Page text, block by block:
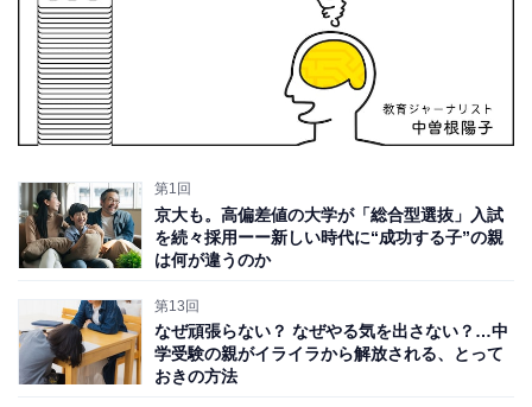
その保護者は、「そのまま大学までいけると思って選ん
だのに、こんな結果になって残念でした。子どもが油断
して勉強しなかったのが悪いのですが、中3の終わりの
で、もう少し前に「言って欲しかった」と話していまし
た。ギリギリ他校の受験に間に合い、他の私学に転校し
ましたが、予定していなかった高校受験がいかに大変だ
また、いじめなど、生徒同士のトラブルへの対応もさま
ざま。「絶対いじめは許さない」と、かなり厳しい対応
第1回
京大も。高偏差値の大学が「総合型選抜」入試
を続々採用ーー新しい時代に“成功する子”の親
は何が違うのか
第13回
なぜ頑張らない？ なぜやる気を出さない？…中
学受験の親がイライラから解放される、とって
おきの方法